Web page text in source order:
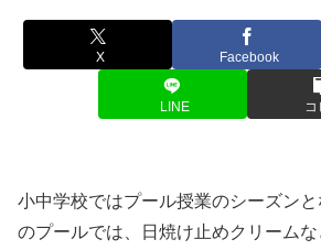
X Facebook
LINE
小中学校ではプール授業のシーズン
のプールでは、日焼け止めクリーム